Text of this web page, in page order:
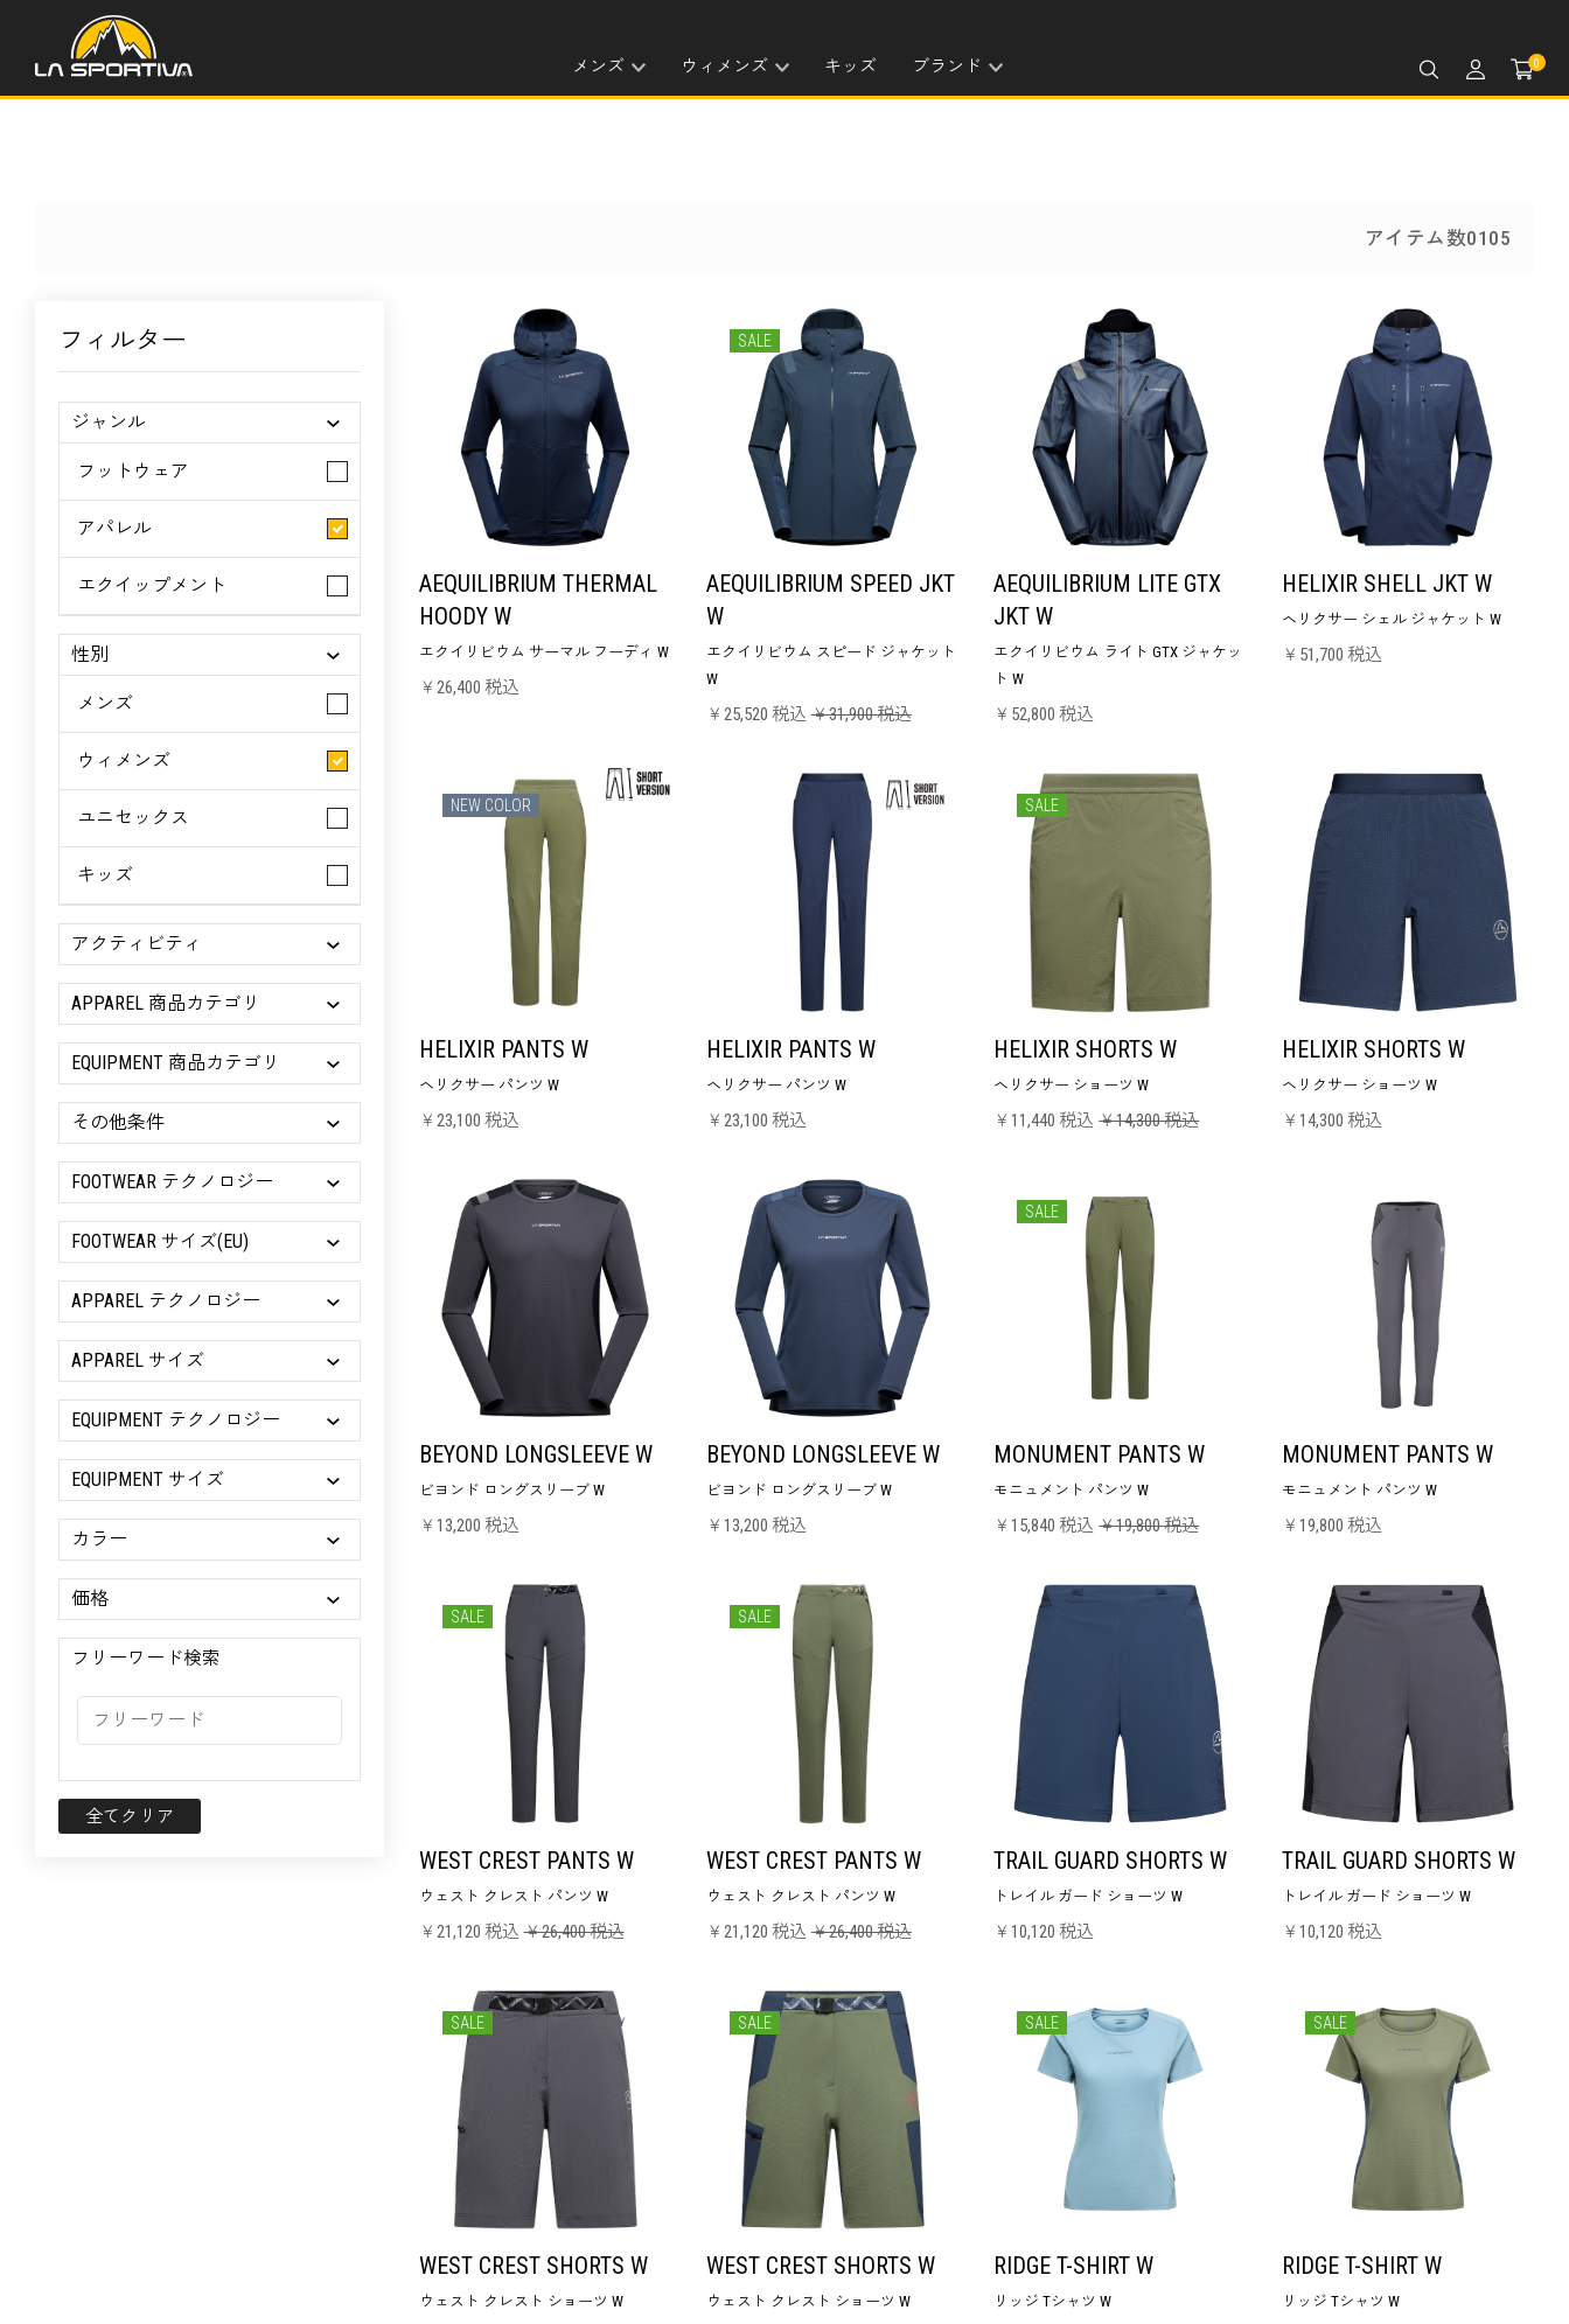
メンズ ウィメンズ キッズ ブランド 0
アイテム数0105
フィルター
ジャンル
フットウェア
アパレル
エクイップメント
性別
メンズ
ウィメンズ
ユニセックス
キッズ
アクティビティ
APPAREL 商品カテゴリ
EQUIPMENT 商品カテゴリ
その他条件
FOOTWEAR テクノロジー
FOOTWEAR サイズ(EU)
APPAREL テクノロジー
APPAREL サイズ
EQUIPMENT テクノロジー
EQUIPMENT サイズ
カラー
価格
フリーワード検索
全てクリア
AEQUILIBRIUM THERMAL
HOODY W
エクイリビウム サーマル フーディ W
￥26,400 税込
SALE
AEQUILIBRIUM SPEED JKT
W
エクイリビウム スピード ジャケット
W
￥25,520 税込 ￥31,900 税込
AEQUILIBRIUM LITE GTX
JKT W
エクイリビウム ライト GTX ジャケッ
ト W
￥52,800 税込
HELIXIR SHELL JKT W
ヘリクサー シェル ジャケット W
￥51,700 税込
NEW COLOR
HELIXIR PANTS W
ヘリクサー パンツ W
￥23,100 税込
HELIXIR PANTS W
ヘリクサー パンツ W
￥23,100 税込
SALE
HELIXIR SHORTS W
ヘリクサー ショーツ W
￥11,440 税込 ￥14,300 税込
HELIXIR SHORTS W
ヘリクサー ショーツ W
￥14,300 税込
BEYOND LONGSLEEVE W
ビヨンド ロングスリーブ W
￥13,200 税込
BEYOND LONGSLEEVE W
ビヨンド ロングスリーブ W
￥13,200 税込
SALE
MONUMENT PANTS W
モニュメント パンツ W
￥15,840 税込 ￥19,800 税込
MONUMENT PANTS W
モニュメント パンツ W
￥19,800 税込
SALE
WEST CREST PANTS W
ウェスト クレスト パンツ W
￥21,120 税込 ￥26,400 税込
SALE
WEST CREST PANTS W
ウェスト クレスト パンツ W
￥21,120 税込 ￥26,400 税込
TRAIL GUARD SHORTS W
トレイル ガード ショーツ W
￥10,120 税込
TRAIL GUARD SHORTS W
トレイル ガード ショーツ W
￥10,120 税込
SALE
WEST CREST SHORTS W
ウェスト クレスト ショーツ W
SALE
WEST CREST SHORTS W
ウェスト クレスト ショーツ W
SALE
RIDGE T-SHIRT W
リッジ Tシャツ W
SALE
RIDGE T-SHIRT W
リッジ Tシャツ W